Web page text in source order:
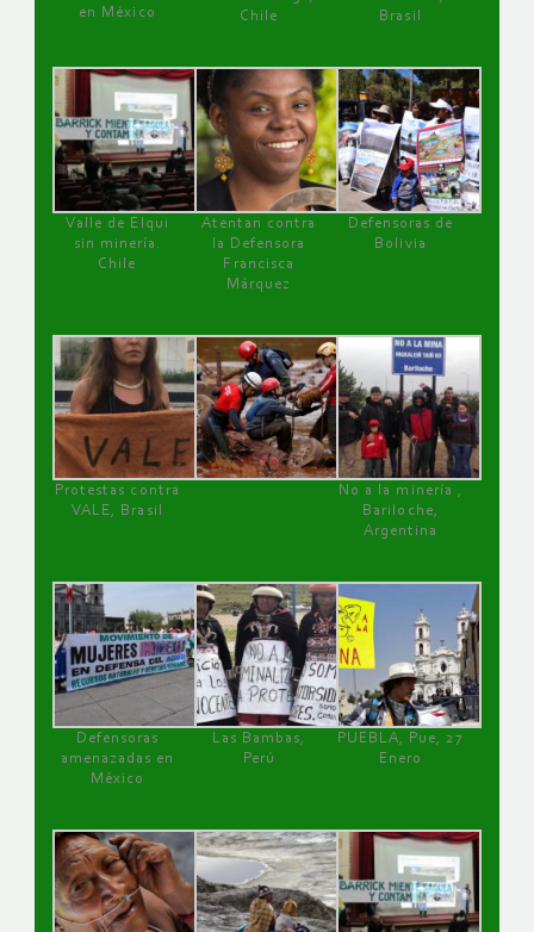
en México
Chile
Brasil
Valle de Elqui
sin minería.
Chile
Atentan contra
la Defensora
Francisca
Márquez
Defensoras de
Bolivia
Protestas contra
VALE, Brasil
No a la minería ,
Bariloche,
Argentina
Defensoras
amenazadas en
México
Las Bambas,
Perú
PUEBLA, Pue, 27
Enero